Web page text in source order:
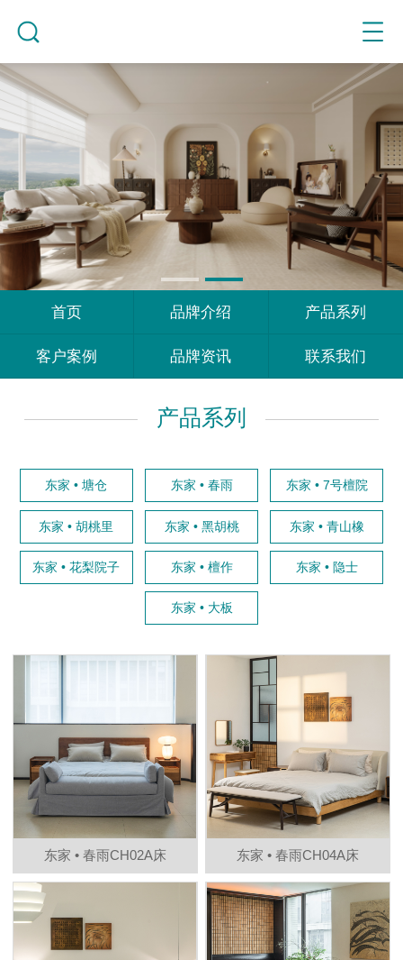
首页 品牌介绍 产品系列
客户案例 品牌资讯 联系我们
产品系列
东家 • 塘仓 东家 • 春雨 东家 • 7号檀院
东家 • 胡桃里 东家 • 黑胡桃 东家 • 青山橡
东家 • 花梨院子 东家 • 檀作 东家 • 隐士
东家 • 大板
东家 • 春雨CH02A床 东家 • 春雨CH04A床